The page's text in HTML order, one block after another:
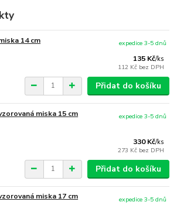
14 cm
135 Kč/ks
112 Kč bez DPH
expedice 3-5 dnů
Přidat do košíku
miska 15 cm
330 Kč/ks
273 Kč bez DPH
expedice 3-5 dnů
Přidat do košíku
miska 17 cm
expedice 3-5 dnů